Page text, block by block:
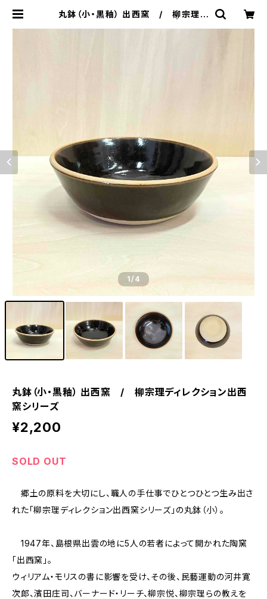
丸鉢（小・黒釉） 出西窯 / 柳宗理デ
1/4
丸鉢（小・黒釉） 出西窯 / 柳宗理ディレクション出西
窯シリーズ
¥2,200
SOLD OUT
郷土の原料を大切にし、職人の手仕事でひとつひとつ生み出さ
れた「柳宗理ディレクション出西窯シリーズ」の丸鉢（小）。
1947年、島根県出雲の地に5人の若者によって開かれた陶窯
「出西窯」。
ウィリアム・モリスの書に影響を受け、その後、民藝運動の河井寛
次郎、濱田庄司、バーナード・リーチ、柳宗悦、柳宗理らの教えを